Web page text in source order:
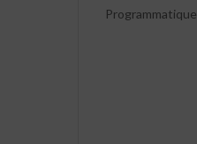
Programmatique